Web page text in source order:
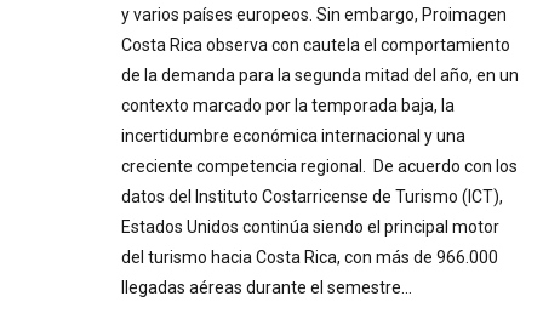
y varios países europeos. Sin embargo, Proimagen
Costa Rica observa con cautela el comportamiento
de la demanda para la segunda mitad del año, en un
contexto marcado por la temporada baja, la
incertidumbre económica internacional y una
creciente competencia regional. De acuerdo con los
datos del Instituto Costarricense de Turismo (ICT),
Estados Unidos continúa siendo el principal motor
del turismo hacia Costa Rica, con más de 966.000
llegadas aéreas durante el semestre…